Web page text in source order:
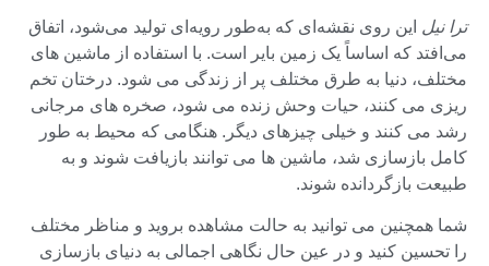
ترا نیل این روی نقشه‌ای که به‌طور رویه‌ای تولید می‌شود، اتفاق
می‌افتد که اساساً یک زمین بایر است. با استفاده از ماشین های
مختلف، دنیا به طرق مختلف پر از زندگی می شود. درختان تخم
ریزی می کنند، حیات وحش زنده می شود، صخره های مرجانی
رشد می کنند و خیلی چیزهای دیگر. هنگامی که محیط به طور
کامل بازسازی شد، ماشین ها می توانند بازیافت شوند و به
طبیعت بازگردانده شوند.
شما همچنین می توانید به حالت مشاهده بروید و مناظر مختلف
را تحسین کنید و در عین حال نگاهی اجمالی به دنیای بازسازی